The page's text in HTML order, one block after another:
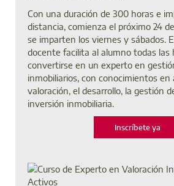
Con una duración de 300 horas e
distancia, comienza el próximo 24
se imparten los viernes y sábados.
docente facilita al alumno todas las
convertirse en un experto en
inmobiliarios, con conocimientos en
valoración, el desarrollo, la gestión
inversión inmobiliaria.
Inscríbete ya